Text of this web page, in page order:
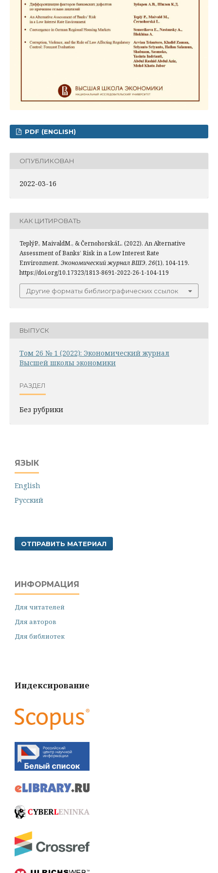
PDF (ENGLISH)
ОПУБЛИКОВАН
2022-03-16
КАК ЦИТИРОВАТЬ
TeplýP., MaivaldM., & ČernohorskáL. (2022). An Alternative
Assessment of Banks’ Risk in a Low Interest Rate
Environment. Экономический журнал ВШЭ, 26(1), 104-119.
https://doi.org/10.17323/1813-8691-2022-26-1-104-119
Другие форматы библиографических ссылок
ВЫПУСК
Том 26 № 1 (2022): Экономический журнал
Высшей школы экономики
РАЗДЕЛ
Без рубрики
ЯЗЫК
English
Русский
ОТПРАВИТЬ МАТЕРИАЛ
ИНФОРМАЦИЯ
Для читателей
Для авторов
Для библиотек
Индексирование